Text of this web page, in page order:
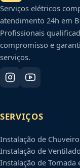
Serviços elétricos
atendimento 24h em
Profissionais
compromisso e
serviços.
SERVIÇOS
Instalação de
Instalação de
Instalação de